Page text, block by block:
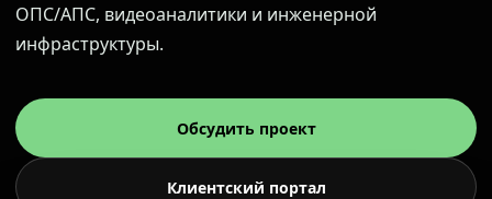
ОПС/АПС, видеоаналитики и инженерной
инфраструктуры.
Обсудить проект
Клиентский портал